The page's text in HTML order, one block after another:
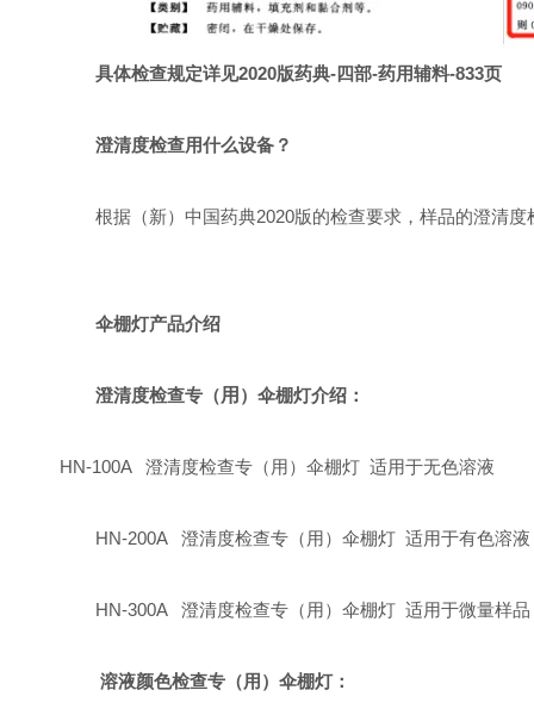
具体检查规定详见2020版药典-四部-药用辅料-833页
澄清度检查用什么设备？
根据（新）中国药典2020版的检查要求，样品的澄清
伞棚灯产品介绍
澄清度检查专（用 ）伞棚灯介绍：
HN-100A 澄清度检查专（用）伞棚灯 适用于无色溶液
HN-200A 澄清度检查专（用）伞棚灯 适用于有色溶液
HN-300A 澄清度检查专（用）伞棚灯 适用于微量样品
溶液颜色检查专（用）伞棚灯：